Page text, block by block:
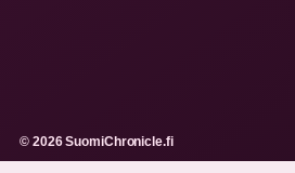
© 2026 SuomiChronicle.fi